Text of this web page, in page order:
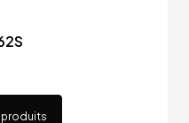
produits